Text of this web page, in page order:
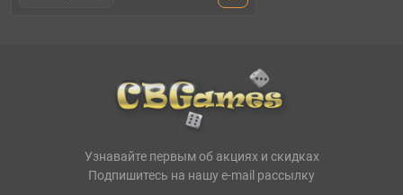
Узнавайте первым об акциях и скидках
Подпишитесь на нашу e-mail рассылку